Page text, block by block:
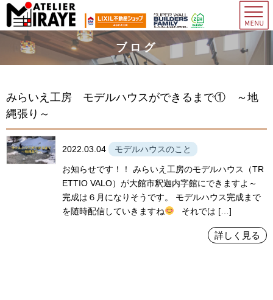
ブログ
みらいえ工房 モデルハウスができるまで① ～地
縄張り～
2022.03.04 モデルハウスのこと
お知らせです！！ みらいえ工房のモデルハウス（TR
ETTIO VALO）が大館市釈迦内字館にできますよ～
完成は６月になりそうです。 モデルハウス完成まで
を随時配信していきますね
それでは […]
詳しく見る